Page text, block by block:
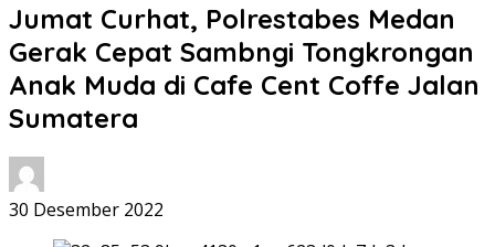
Jumat Curhat, Polrestabes Medan
Gerak Cepat Sambngi Tongkrongan
Anak Muda di Cafe Cent Coffe Jalan
Sumatera
30 Desember 2022